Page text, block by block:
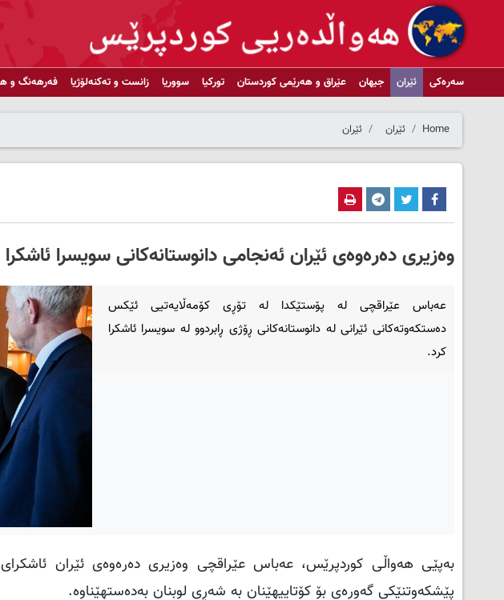
سەرەکی ئێران جیهان عێراق و هەرێمی کوردستان تورکیا سووریا زانست و تەکنەلۆژیا فەرهەنگ و
Home ئێران ئێران
وەزیری دەرەوەی ئێران ئەنجامی دانوستانەکانی سویسرا
عەباس عێراقچی لە پۆستێکدا لە تۆڕی کۆمەڵایەتیی ئێکس
دەستکەوتەکانی ئێرانی لە دانوستانەکانی ڕۆژی ڕابردوو لە سویسرا ئاشکرا
کرد.
بەپێی هەواڵی کوردپرێس، عەباس عێراقچی وەزیری دەرەوەی ئێران
پێشکەوتنێکی گەورەی بۆ کۆتاییهێنان بە شەڕی لوبنان بەدەستهێناوە.